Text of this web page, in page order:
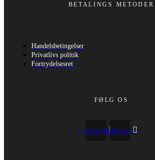
BETALINGS METODER
Handelsbetingelser
Privatlivs politik
Fortrydelsesret
FØLG OS
FacebookInstagram